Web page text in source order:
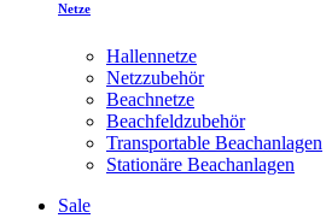
Netze
Hallennetze
Netzzubehör
Beachnetze
Beachfeldzubehör
Transportable Beachanlagen
Stationäre Beachanlagen
Sale